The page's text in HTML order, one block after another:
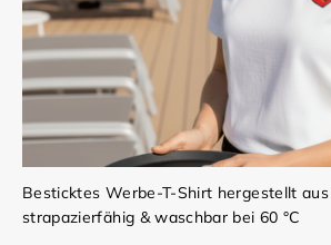
Besticktes Werbe-T-Shirt hergestellt
strapazierfähig & waschbar bei 60 °C